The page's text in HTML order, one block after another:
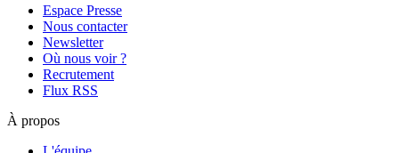
Espace Presse
Nous contacter
Newsletter
Où nous voir ?
Recrutement
Flux RSS
À propos